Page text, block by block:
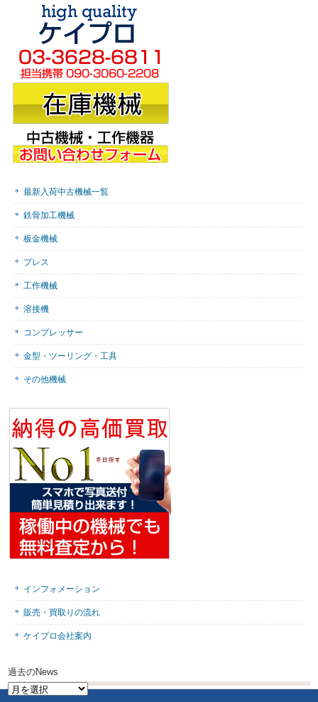
最新入荷中古機械一覧
鉄骨加工機械
板金機械
プレス
工作機械
溶接機
コンプレッサー
金型・ツーリング・工具
その他機械
インフォメーション
販売・買取りの流れ
ケイプロ会社案内
過去のNews
過